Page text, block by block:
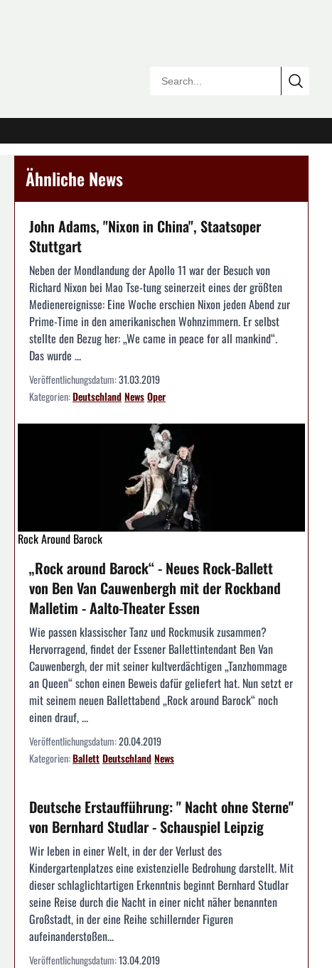
Ähnliche News
John Adams, "Nixon in China", Staatsoper
Stuttgart
Neben der Mondlandung der Apollo 11 war der Besuch von
Richard Nixon bei Mao Tse-tung seinerzeit eines der größten
Medienereignisse: Eine Woche erschien Nixon jeden Abend zur
Prime-Time in den amerikanischen Wohnzimmern. Er selbst
stellte den Bezug her: „We came in peace for all mankind“.
Das wurde ...
Veröffentlichungsdatum:31.03.2019
Kategorien:DeutschlandNewsOper
Rock Around Barock
„Rock around Barock“ - Neues Rock-Ballett
von Ben Van Cauwenbergh mit der Rockband
Malletim - Aalto-Theater Essen
Wie passen klassischer Tanz und Rockmusik zusammen?
Hervorragend, findet der Essener Ballettintendant Ben Van
Cauwenbergh, der mit seiner kultverdächtigen „Tanzhommage
an Queen“ schon einen Beweis dafür geliefert hat. Nun setzt er
mit seinem neuen Ballettabend „Rock around Barock“ noch
einen drauf, ...
Veröffentlichungsdatum:20.04.2019
Kategorien:BallettDeutschlandNews
Deutsche Erstaufführung: " Nacht ohne Sterne"
von Bernhard Studlar - Schauspiel Leipzig
Wir leben in einer Welt, in der der Verlust des
Kindergartenplatzes eine existenzielle Bedrohung darstellt. Mit
dieser schlaglichtartigen Erkenntnis beginnt Bernhard Studlar
seine Reise durch die Nacht in einer nicht näher benannten
Großstadt, in der eine Reihe schillernder Figuren
aufeinanderstoßen...
Veröffentlichungsdatum:13.04.2019